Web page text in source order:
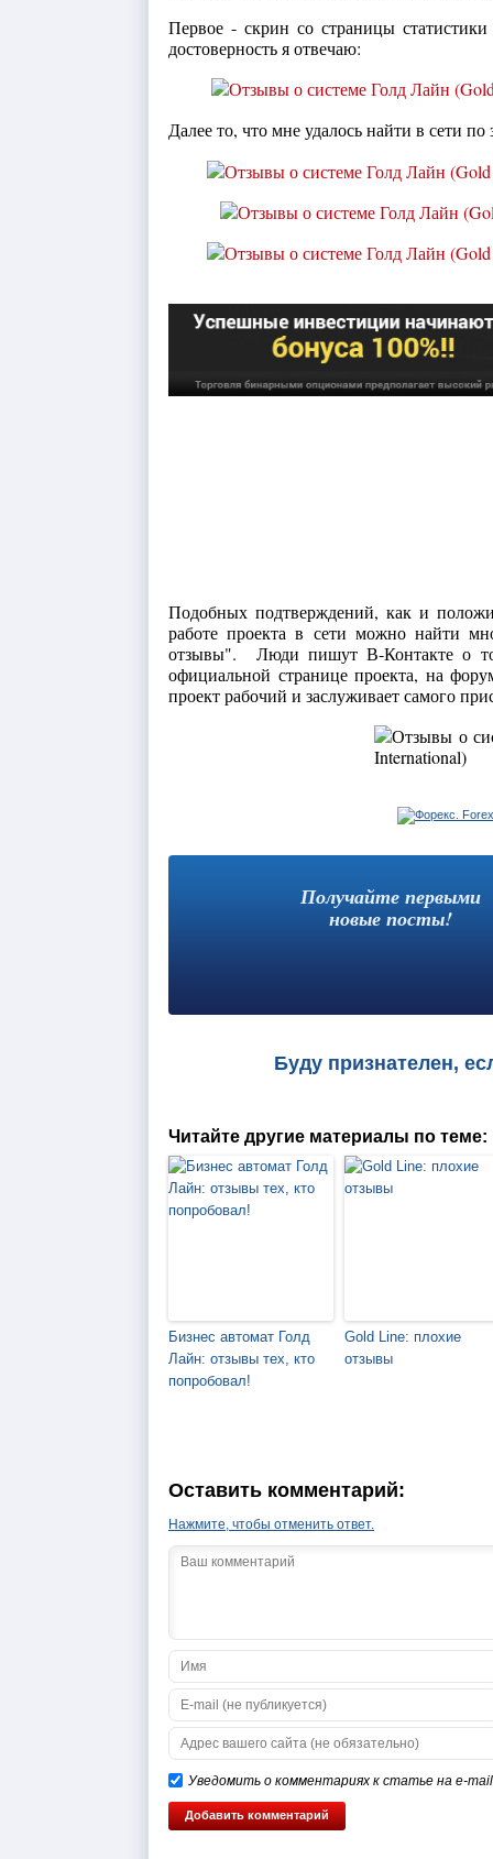
Первое - скрин со страницы
достоверность я отвечаю:
Далее то, что мне удалось найти в сети по
Подобных подтверждений, как и
работе проекта в сети можно найти
отзывы". Люди пишут В-Контакте о
официальной странице проекта, на
проект рабочий и заслуживает самого
Получайте первыми
новые посты!
Буду признателен,
Читайте другие материалы по теме:
Бизнес автомат Голд
Лайн: отзывы тех, кто
попробовал!
Gold Line: плохие
отзывы
Оставить комментарий:
Нажмите, чтобы отменить ответ.
Уведомить о комментариях к статье на e-mail